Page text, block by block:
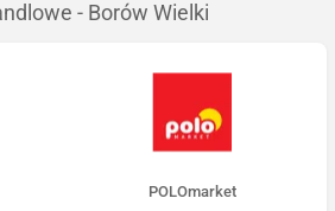
- Borów Wielki
POLOmarket